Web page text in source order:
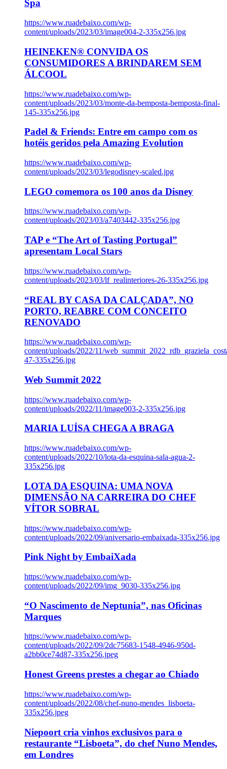
Spa
https://www.ruadebaixo.com/wp-
content/uploads/2023/03/image004-2-335x256.jpg
HEINEKEN® CONVIDA OS
CONSUMIDORES A BRINDAREM SEM
ÁLCOOL
https://www.ruadebaixo.com/wp-
content/uploads/2023/03/monte-da-bemposta-bemposta-final-
145-335x256.jpg
Padel & Friends: Entre em campo com os
hotéis geridos pela Amazing Evolution
https://www.ruadebaixo.com/wp-
content/uploads/2023/03/legodisney-scaled.jpg
LEGO comemora os 100 anos da Disney
https://www.ruadebaixo.com/wp-
content/uploads/2023/03/a7403442-335x256.jpg
TAP e “The Art of Tasting Portugal”
apresentam Local Stars
https://www.ruadebaixo.com/wp-
content/uploads/2023/03/lf_realinteriores-26-335x256.jpg
“REAL BY CASA DA CALÇADA”, NO
PORTO, REABRE COM CONCEITO
RENOVADO
https://www.ruadebaixo.com/wp-
content/uploads/2022/11/
47-335x256.jpg
Web Summit 2022
https://www.ruadebaixo.com/wp-
content/uploads/2022/11/image003-2-335x256.jpg
MARIA LUÍSA CHEGA A BRAGA
https://www.ruadebaixo.com/wp-
content/uploads/2022/10/lota-da-esquina-sala-agua-2-
335x256.jpg
LOTA DA ESQUINA: UMA NOVA
DIMENSÃO NA CARREIRA DO CHEF
VÍTOR SOBRAL
https://www.ruadebaixo.com/wp-
content/uploads/2022/09/aniversario-embaixada-335x256.jpg
Pink Night by EmbaiXada
https://www.ruadebaixo.com/wp-
content/uploads/2022/09/img_9030-335x256.jpg
“O Nascimento de Neptunia”, nas Oficinas
Marques
https://www.ruadebaixo.com/wp-
content/uploads/2022/09/2dc75683-1548-4946-950d-
a2bb0ce74d87-335x256.jpeg
Honest Greens prestes a chegar ao Chiado
https://www.ruadebaixo.com/wp-
content/uploads/2022/08/chef-nuno-mendes_lisboeta-
335x256.jpeg
Niepoort cria vinhos exclusivos para o
restaurante “Lisboeta”, do chef Nuno Mendes,
em Londres